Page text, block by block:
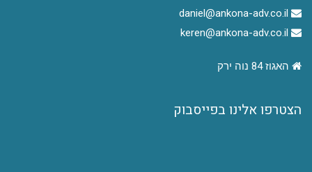
daniel@ankona-adv.co.il
keren@ankona-adv.co.il
האגוז 84 נוה ירק
הצטרפו אלינו בפייסבוק